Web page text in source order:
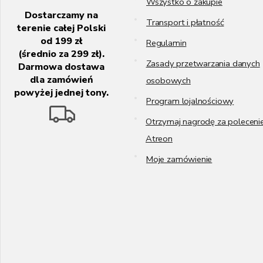
Dostarczamy na
terenie całej Polski
od 199 zł
(średnio za 299 zł).
Darmowa dostawa
dla zamówień
powyżej jednej tony.
Transport i płatność
Regulamin
Zasady przetwarzania danych
osobowych
Program lojalnościowy
Otrzymaj nagrodę za
Atreon
Moje zamówienie